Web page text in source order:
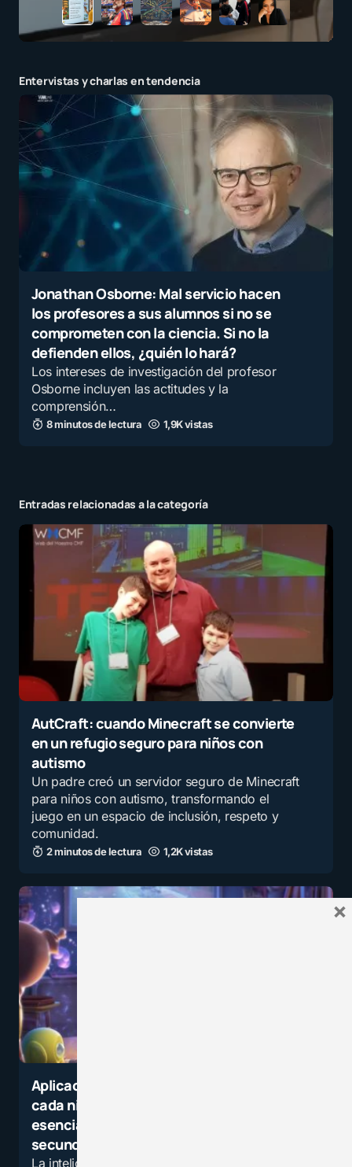
Entervistas y charlas en tendencia
Jonathan Osborne: Mal servicio hacen
los profesores a sus alumnos si no se
comprometen con la ciencia. Si no la
defienden ellos, ¿quién lo hará?
Los intereses de investigación del profesor
Osborne incluyen las actitudes y la
comprensión…
8 minutos de lectura 1,9K vistas
Entradas relacionadas a la categoría
AutCraft: cuando Minecraft se convierte
en un refugio seguro para niños con
autismo
Un padre creó un servidor seguro de Minecraft
para niños con autismo, transformando el
juego en un espacio de inclusión, respeto y
comunidad.
2 minutos de lectura 1,2K vistas
Aplicación de la Inteligencia Artificial en
cada nivel educativo: Descarga la guía
esencial de herramientas para
secundaria
La inteligencia artificial transforma la
×